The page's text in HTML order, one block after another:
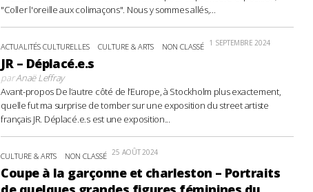
"Coller l'oreille aux colimaçons". Nous y sommes allés,...
ACTUALITÉS CULTURELLES CULTURE & ARTS NON CLASSÉ 1 SEPTEMBRE 2024
JR – Déplacé.e.s
parAnaë Leffray
Avant-propos De l’autre côté de l’Europe, à Stockholm plus exactement,
quelle fut ma surprise de tomber sur une exposition du street artiste
français JR. Déplacé.e.s est une exposition...
CULTURE & ARTS NON CLASSÉ 25 AOÛT 2024
Coupe à la garçonne et charleston – Portraits